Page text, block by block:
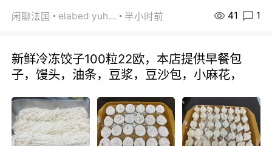
闲聊法国 elabed yuhua 半小时前 41 1
新鲜冷冻饺子100粒22欧，本店提供早餐包
子，馒头，油条，豆浆，豆沙包，小麻花，